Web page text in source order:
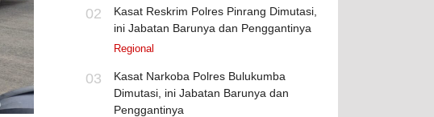
02
Kasat Reskrim Polres Pinrang Dimutasi,
ini Jabatan Barunya dan Penggantinya
Regional
03
Kasat Narkoba Polres Bulukumba
Dimutasi, ini Jabatan Barunya dan
Penggantinya